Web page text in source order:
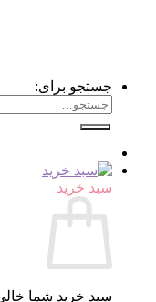
جستجو برای:
سبد خرید
سبد خرید شما